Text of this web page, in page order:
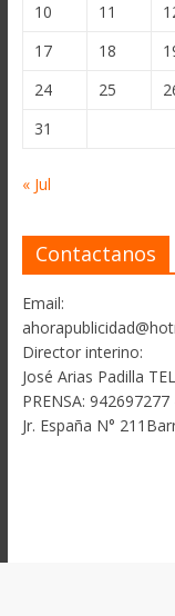
10
11
17
18
24
25
31
« Jul
Contactanos
Email:
Director interino:
José Arias Padilla
PRENSA:
Jr. España N°